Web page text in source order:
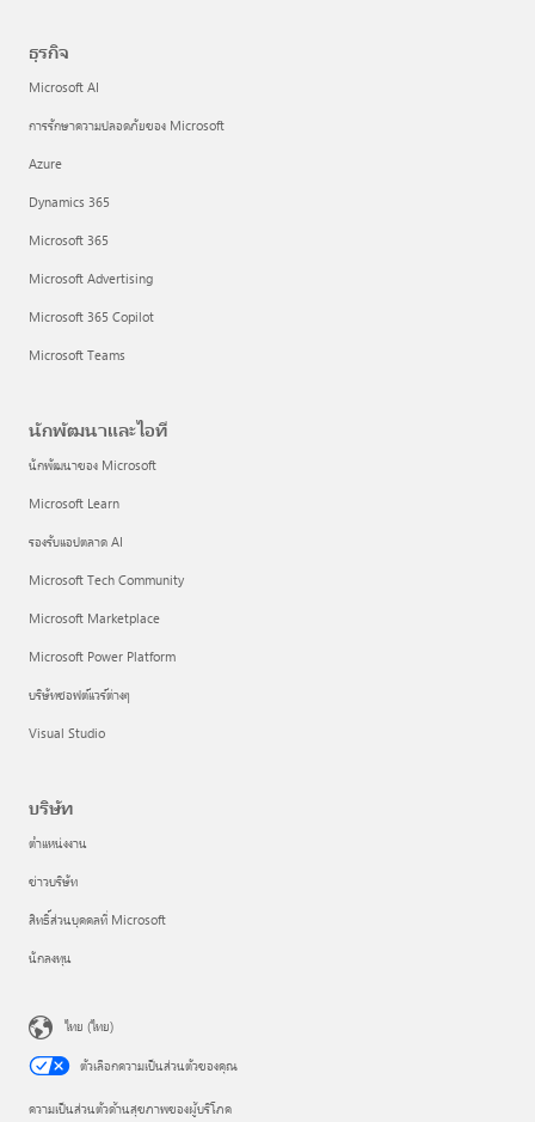
ธุรกิจ
Microsoft AI
การรักษาความปลอดภัยของ Microsoft
Azure
Dynamics 365
Microsoft 365
Microsoft Advertising
Microsoft 365 Copilot
Microsoft Teams
นักพัฒนาและไอที
นักพัฒนาของ Microsoft
Microsoft Learn
รองรับแอปตลาด AI
Microsoft Tech Community
Microsoft Marketplace
Microsoft Power Platform
บริษัทซอฟต์แวร์ต่างๆ
Visual Studio
บริษัท
ตำแหน่งงาน
ข่าวบริษัท
สิทธิ์ส่วนบุคคลที่ Microsoft
นักลงทุน
ไทย (ไทย)
ตัวเลือกความเป็นส่วนตัวของคุณ
ความเป็นส่วนตัวด้านสุขภาพของผู้บริโภค